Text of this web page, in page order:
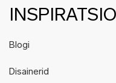
Blogi
Disainerid